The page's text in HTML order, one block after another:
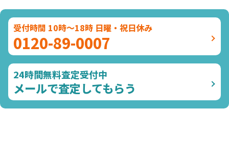
受付時間 10時～18時 日曜・祝日休み
0120-89-0007
24時間無料査定受付中
メールで査定してもらう